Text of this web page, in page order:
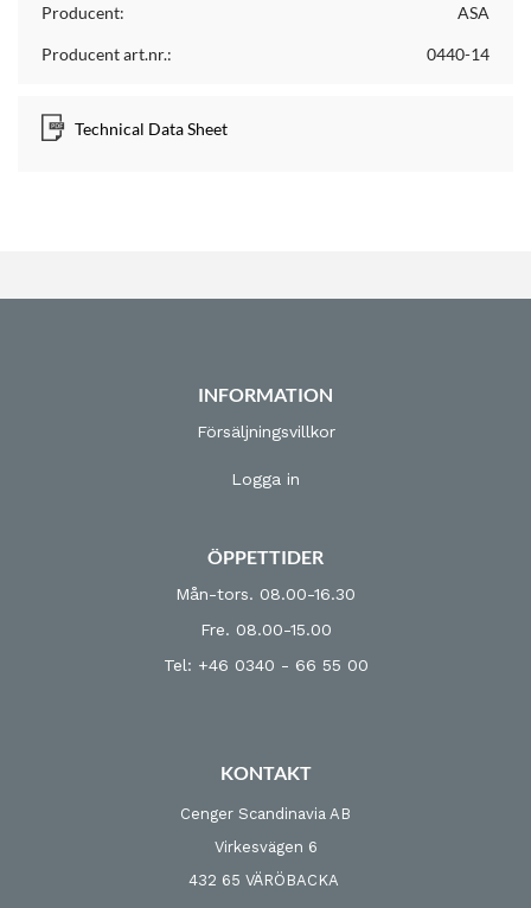
Producent: ASA
Producent art.nr.: 0440-14
Technical Data Sheet
INFORMATION
Försäljningsvillkor
Logga in
ÖPPETTIDER
Mån-tors. 08.00-16.30
Fre. 08.00-15.00
Tel: +46 0340 - 66 55 00
KONTAKT
Cenger Scandinavia AB
Virkesvägen 6
432 65 VÄRÖBACKA